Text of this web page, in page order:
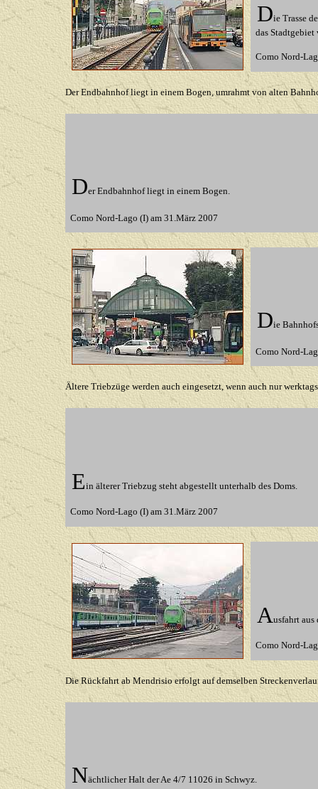
Die Trasse
das Stadtgebiet
Como Nord-
Der Endbahnhof liegt in einem Bogen, umrahmt von alten
DerEndbahnhof liegt in einem Bogen.
Como Nord-Lago (I) am 31.März 2007
Die
Como Nord-
Ältere Triebzüge werden auch eingesetzt, wenn auch nurwerktags
Ein älterer Triebzug steht abgestellt unterhalb des Doms.
Como Nord-Lago (I) am 31.März 2007
Ausfahrt
Como Nord-
Die Rückfahrt ab Mendrisio erfolgt auf demselben
Nächtlicher Halt der Ae 4/7 11026 in Schwyz.